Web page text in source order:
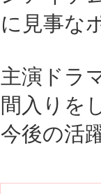
に見事な
主演ドラ
間入りを
今後の活